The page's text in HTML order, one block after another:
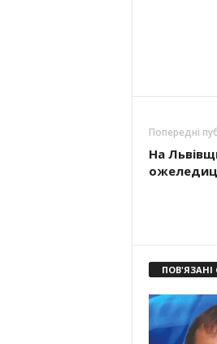
Попередні
На
ПОВ'ЯЗАНІ